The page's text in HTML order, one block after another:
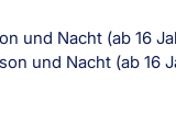
und Nacht (ab 16
und Nacht (ab 16